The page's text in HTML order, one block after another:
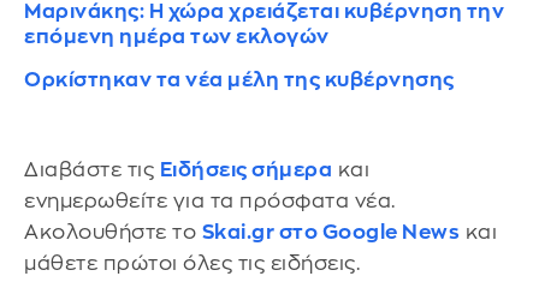
Μαρινάκης: Η χώρα χρειάζεται κυβέρνηση την
επόμενη ημέρα των εκλογών
Ορκίστηκαν τα νέα μέλη της κυβέρνησης
Διαβάστε τις Ειδήσεις σήμερα και
ενημερωθείτε για τα πρόσφατα νέα.
Ακολουθήστε το Skai.gr στο Google News και
μάθετε πρώτοι όλες τις ειδήσεις.